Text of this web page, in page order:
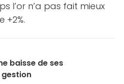
l’or n’a pas fait mieux
+2%.
baisse de ses